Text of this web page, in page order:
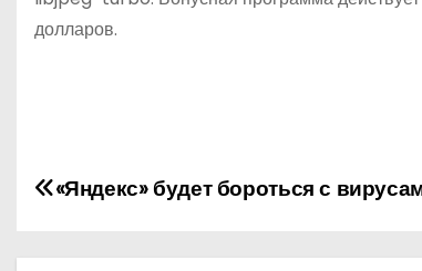
долларов.
Н«Яндекс» будет бороться с